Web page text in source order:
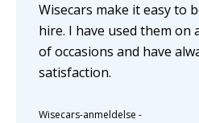
Wisecars make it easy to
hire. I have used them on
of occasions and have
satisfaction.
Wisecars-anmeldelse -